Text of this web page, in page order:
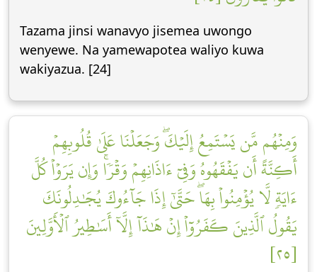
Tazama jinsi wanavyo jisemea uwongo
wenyewe. Na yamewapotea waliyo kuwa
wakiyazua. [24]
وَمِنۡهُم مَّن يَسۡتَمِعُ إِلَيۡكَۖ وَجَعَلۡنَا عَلَىٰ قُلُوبِهِمۡ
أَكِنَّةً أَن يَفۡقَهُوهُ وَفِيٓ ءَاذَانِهِمۡ وَقۡرٗاۚ وَإِن يَرَوۡاْ كُلَّ
ءَايَةٖ لَّا يُؤۡمِنُواْ بِهَاۖ حَتَّىٰٓ إِذَا جَآءُوكَ يُجَٰدِلُونَكَ
يَقُولُ ٱلَّذِينَ كَفَرُوٓاْ إِنۡ هَٰذَآ إِلَّآ أَسَٰطِيرُ ٱلۡأَوَّلِينَ
[٢٥]